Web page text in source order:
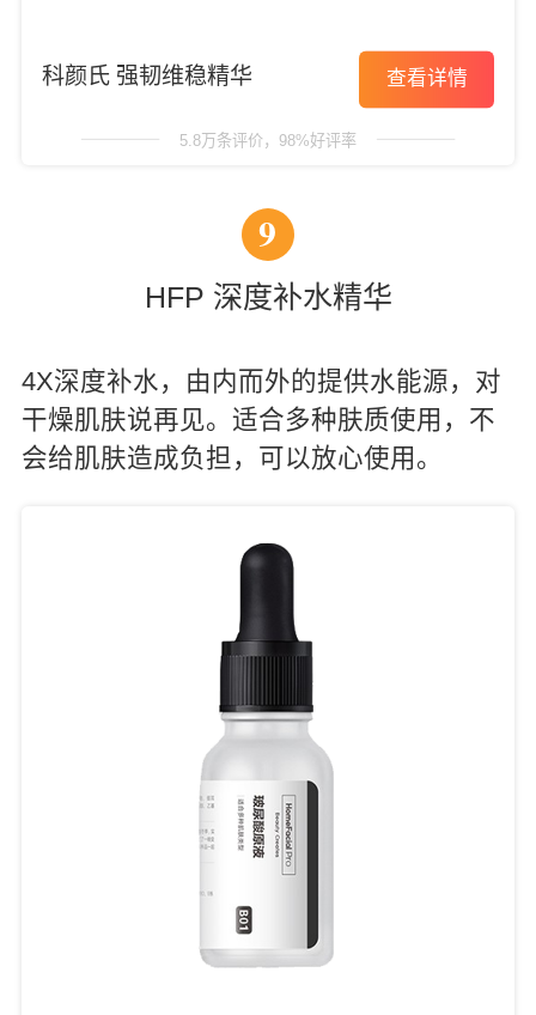
科颜氏 强韧维稳精华 查看详情
5.8万条评价，98%好评率
9
HFP 深度补水精华
4X深度补水，由内而外的提供水能源，对
干燥肌肤说再见。适合多种肤质使用，不
会给肌肤造成负担，可以放心使用。